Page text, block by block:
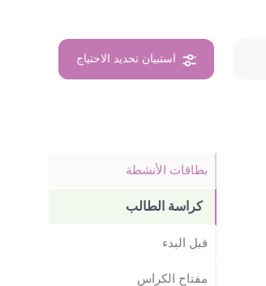
استبيان تحديد الاحتياج
بطاقات الأنشطة
كراسة الطالب
قبل البدء
مفتاح الكراس